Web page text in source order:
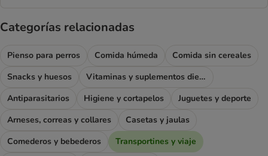
Categorías relacionadas
Pienso para perros Comida húmeda
Comida sin cereales
Snacks y huesos
Vitaminas y suplementos dietéticos
Antiparasitarios
Higiene y cortapelos
Juguetes y deporte
Arneses, correas y collares
Casetas y jaulas
Comederos y bebederos
Transportines y viaje